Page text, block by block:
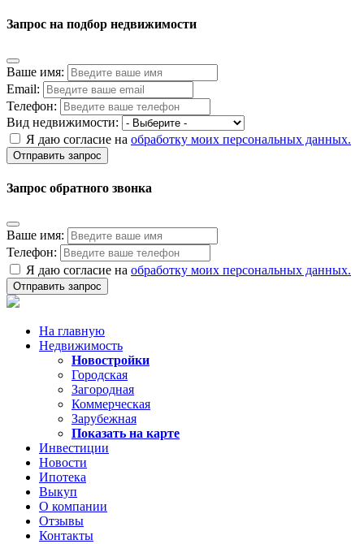
Запрос на подбор недвижимости
Ваше имя:
Email:
Телефон:
Вид недвижимости:
Я даю согласие на обработку моих персональных данных.
Отправить запрос
Запрос обратного звонка
Ваше имя:
Телефон:
Я даю согласие на обработку моих персональных данных.
Отправить запрос
На главную
Недвижимость
Новостройки
Городская
Загородная
Коммерческая
Зарубежная
Показать на карте
Инвестиции
Новости
Ипотека
Выкуп
О компании
Отзывы
Контакты